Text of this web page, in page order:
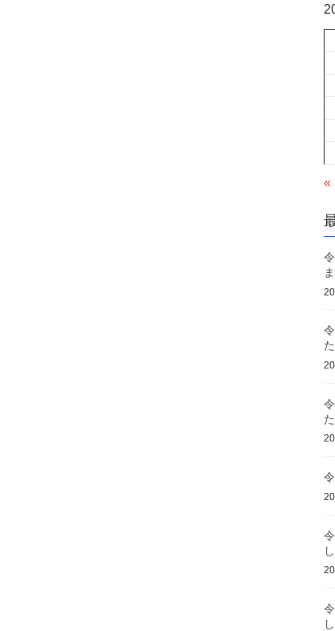
«
た
た